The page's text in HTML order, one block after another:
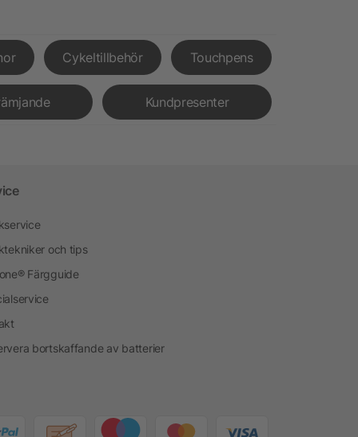
Cykeltillbehör Touchpens
Kundpresenter
och tips
Färgguide
bortskaffande av batterier